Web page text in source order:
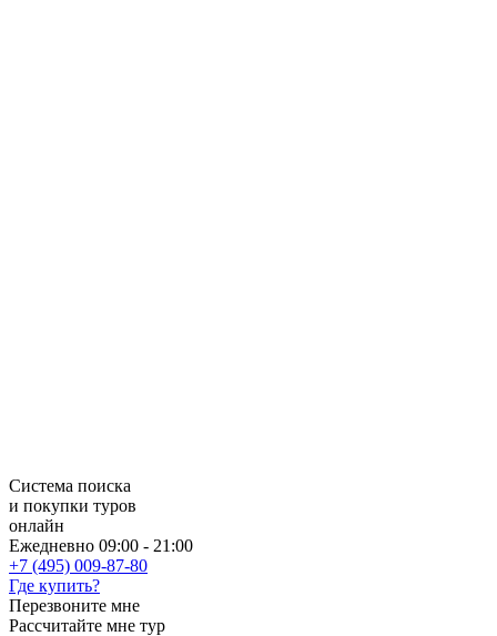
Система поиска
и покупки туров
онлайн
Ежедневно 09:00 - 21:00
+7 (495) 009-87-80
Где купить?
Перезвоните мне
Рассчитайте мне тур